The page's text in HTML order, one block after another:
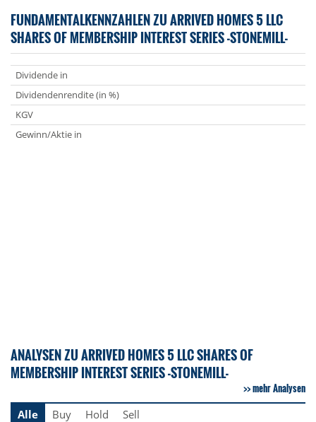
FUNDAMENTALKENNZAHLEN ZU ARRIVED HOMES 5 LLC
SHARES OF MEMBERSHIP INTEREST SERIES -STONEMILL-
Dividende in
Dividendenrendite (in %)
KGV
Gewinn/Aktie in
ANALYSEN ZU ARRIVED HOMES 5 LLC SHARES OF
MEMBERSHIP INTEREST SERIES -STONEMILL-
mehr Analysen
Alle
Buy Hold Sell